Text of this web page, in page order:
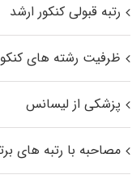
رتبه قبولی کنکور ارشد
ظرفیت رشته های
پزشکی از لیسانس
مصاحبه با رتبه های